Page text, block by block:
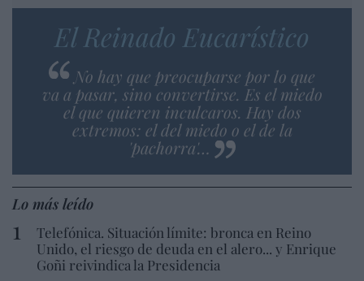
El Reinado Eucarístico
No hay que preocuparse por lo que
va a pasar, sino convertirse. Es el miedo
el que quieren inculcaros. Hay dos
extremos: el del miedo o el de la
'pachorra'…
Lo más leído
Telefónica. Situación límite: bronca en Reino
Unido, el riesgo de deuda en el alero... y Enrique
Goñi reivindica la Presidencia